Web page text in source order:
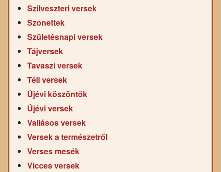
Szilveszteri versek
Szonettek
Születésnapi versek
Tájversek
Tavaszi versek
Téli versek
Újévi köszöntők
Újévi versek
Vallásos versek
Versek a természetről
Verses mesék
Vicces versek